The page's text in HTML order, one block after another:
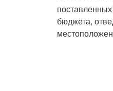
бюджета,